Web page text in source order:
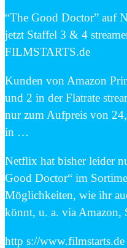
“The Good Doctor” auf
jetzt Staffel 3 & 4
FILMSTARTS.de
Kunden von Amazon
und 2 in der Flatrate
nur zum Aufpreis von
in …
Netflix hat bisher leider
Good Doctor“ im
Möglichkeiten, wie ihr
könnt, u. a. via
http s://www.filmstarts.de